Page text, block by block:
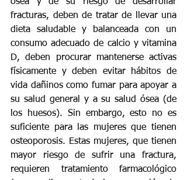
ósea y de su riesgo de desarrollar
fracturas, deben de tratar de llevar una
dieta saludable y balanceada con un
consumo adecuado de calcio y vitamina
D, deben procurar mantenerse activas
físicamente y deben evitar hábitos de
vida dañinos como fumar para apoyar a
su salud general y a su salud ósea (de
los huesos). Sin embargo, esto no es
suficiente para las mujeres que tienen
osteoporosis. Estas mujeres, que tienen
mayor riesgo de sufrir una fractura,
requieren tratamiento farmacológico